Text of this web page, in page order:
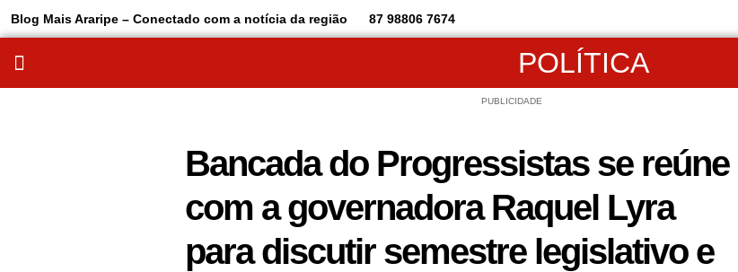
Blog Mais Araripe – Conectado com a notícia da região 87 98806 7674
POLÍTICA
PUBLICIDADE
Bancada do Progressistas se reúne
com a governadora Raquel Lyra
para discutir semestre legislativo e